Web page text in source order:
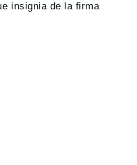
insignia de la firma